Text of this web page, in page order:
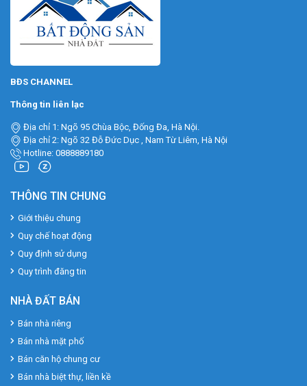
BĐS CHANNEL
Thông tin liên lạc
Địa chỉ 1: Ngõ 95 Chùa Bộc, Đống Đa, Hà Nội.
Địa chỉ 2: Ngõ 32 Đỗ Đức Dục , Nam Từ Liêm, Hà Nội
Hotline: 0888889180
THÔNG TIN CHUNG
Giới thiệu chung
Quy chế hoạt động
Quy định sử dụng
Quy trình đăng tin
NHÀ ĐẤT BÁN
Bán nhà riêng
Bán nhà mặt phố
Bán căn hộ chung cư
Bán nhà biệt thự, liền kề